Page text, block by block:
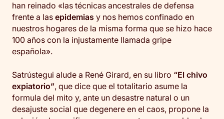
han reinado «las técnicas ancestrales de defensa
frente a las epidemias y nos hemos confinado en
nuestros hogares de la misma forma que se hizo hace
100 años con la injustamente llamada gripe
española».
Satrústegui alude a René Girard, en su libro “El chivo
expiatorio”, que dice que el totalitario asume la
formula del mito y, ante un desastre natural o un
desajuste social que degenere en el caos, propone la